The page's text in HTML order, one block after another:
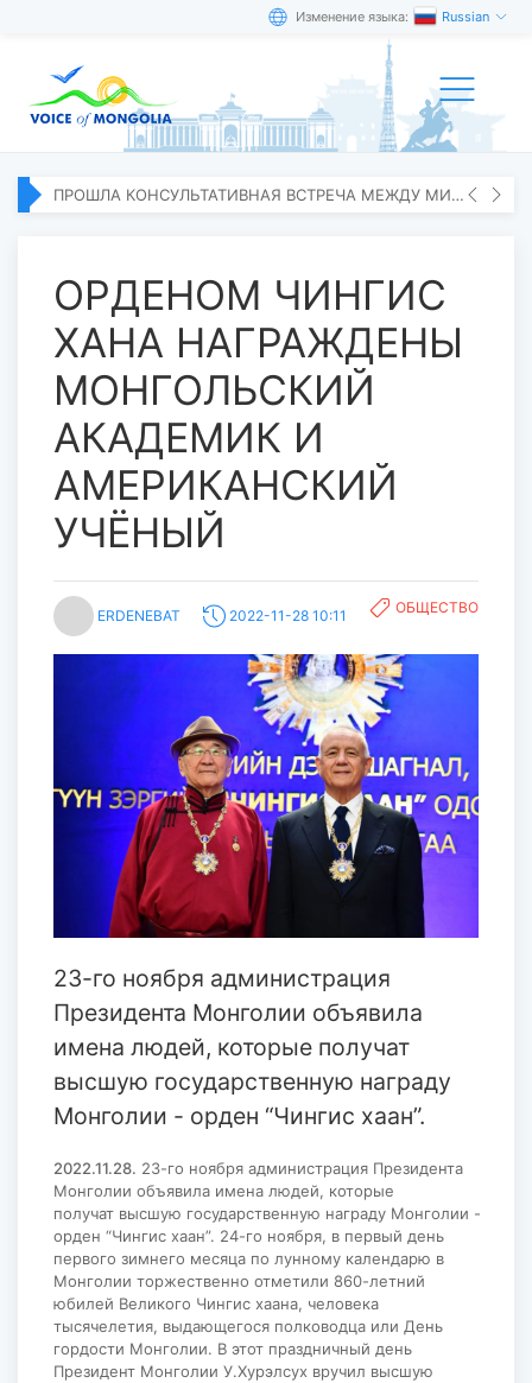
Изменение языка: Russian
ПРОШЛА КОНСУЛЬТАТИВНАЯ ВСТРЕЧА МЕЖДУ МИД МОНГОЛИИ И ЯПОНИИ
ОРДЕНОМ ЧИНГИС
ХАНА НАГРАЖДЕНЫ
МОНГОЛЬСКИЙ
АКАДЕМИК И
АМЕРИКАНСКИЙ
УЧЁНЫЙ
ERDENEBAT 2022-11-28 10:11 ОБЩЕСТВО
23-го ноября администрация
Президента Монголии объявила
имена людей, которые получат
высшую государственную награду
Монголии - орден “Чингис хаан”.
2022.11.28. 23-го ноября администрация Президента
Монголии объявила имена людей, которые
получат высшую государственную награду Монголии -
орден “Чингис хаан”. 24-го ноября, в первый день
первого зимнего месяца по лунному календарю в
Монголии торжественно отметили 860-летний
юбилей Великого Чингис хаана, человека
тысячелетия, выдающегося полководца или День
гордости Монголии. В этот праздничный день
Президент Монголии У.Хурэлсух вручил высшую